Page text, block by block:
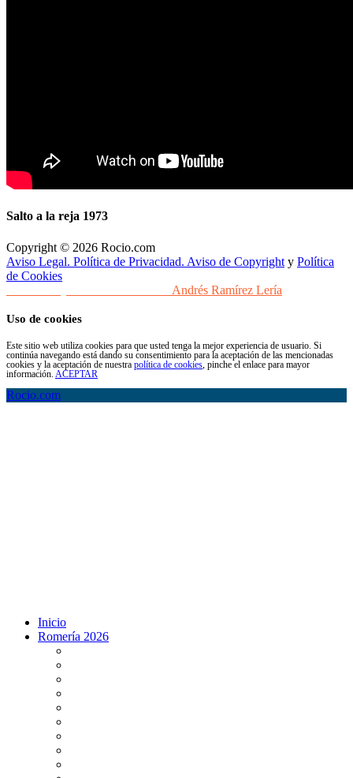
Salto a la reja 1973
Copyright © 2026 Rocio.com
Aviso Legal. Política de Privacidad. Aviso de Copyright y Política
de Cookies
Andrés Ramírez Lería
Uso de cookies
Este sitio web utiliza cookies para que usted tenga la mejor experiencia de usuario. Si
continúa navegando está dando su consentimiento para la aceptación de las mencionadas
cookies y la aceptación de nuestra política de cookies , pinche el enlace para mayor
información. ACEPTAR
Rocio.com
Inicio
Romería 2026